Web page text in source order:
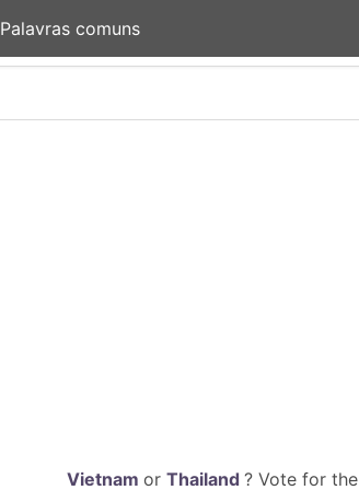
Palavras comuns
Vietnam or Thailand ? Vote for the